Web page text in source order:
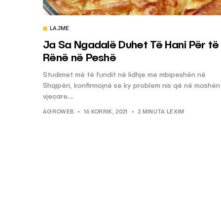
LAJME
Ja Sa Ngadalë Duhet Të Hani Për të
Rënë në Peshë
Studimet më të fundit në lidhje me mbipeshën në
Shqipëri, konfirmojnë se ky problem nis që në moshën
vjeçare....
AGROWEB 16 KORRIK, 2021 2 MINUTA LEXIM
Pse Nuk Duhet të
e Ushqimeve
AGROWEB 7